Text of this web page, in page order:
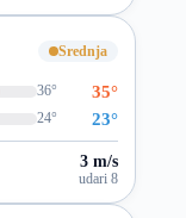
Srednja
36° 35°
24° 23°
3 m/s
udari 8